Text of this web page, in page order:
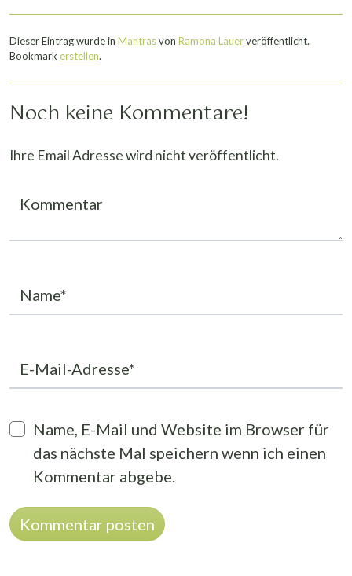
Dieser Eintrag wurde in Mantrasvon Ramona Lauerveröffentlicht.
Bookmark erstellen.
Noch keine Kommentare!
Ihre Email Adresse wird nicht veröffentlicht.
Kommentar
Name*
E-Mail-Adresse*
Name, E-Mail und Website im Browser für
das nächste Mal speichern wenn ich einen
Kommentar abgebe.